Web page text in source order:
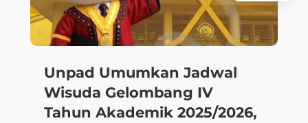
Unpad Umumkan Jadwal
Wisuda Gelombang IV
Tahun Akademik 2025/2026,